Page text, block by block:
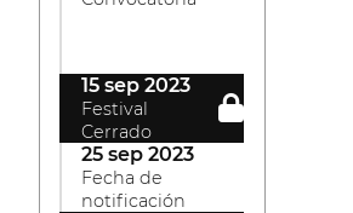
15 sep 2023
Festival
Cerrado
25 sep 2023
Fecha de
notificación